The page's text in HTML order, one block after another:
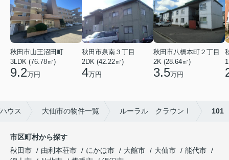
秋田市山王沼田町
3LDK (76.78㎡)
9.2万円
秋田市泉南３丁目
2DK (42.22㎡)
4万円
秋田市八橋本町２丁目
2K (28.64㎡)
3.5万円
ウス 大仙市の物件一覧 ルーラル クラウンⅠ 101
市区町村から探す
秋田市
由利本荘市 にかほ市 大館市 大仙市
能代市